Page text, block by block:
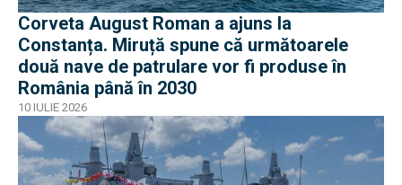
Corveta August Roman a ajuns la
Constanța. Miruță spune că următoarele
două nave de patrulare vor fi produse în
România până în 2030
10 IULIE 2026